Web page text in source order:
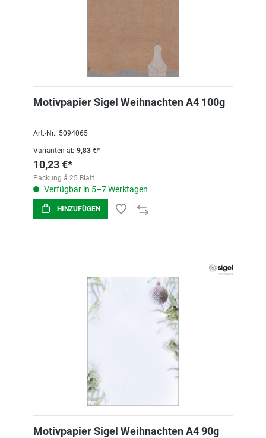
Motivpapier Sigel Weihnachten A4 100g
Art.-Nr.: 5094065
Varianten ab 9,83 €*
10,23 €*
Packung á 25 Blatt
Verfügbar in 5–7 Werktagen
HINZUFÜGEN
Motivpapier Sigel Weihnachten A4 90g